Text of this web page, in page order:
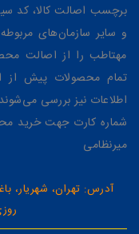
برچسب اصالت کالا، کد
و سایر سازمان‌های
مهتاطب را از اصالت
تمام محصولات پیش از
اطلاعات نیز بررسی
میرنظامی
آدرس: تهران، شهریار،